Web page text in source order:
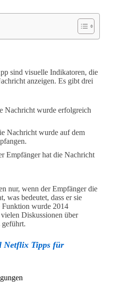
sind visuelle Indikatoren, die
anzeigen. Es gibt drei
Nachricht wurde erfolgreich
Nachricht wurde auf dem
Empfänger hat die Nachricht
nur, wenn der Empfänger die
was bedeutet, dass er sie
Funktion wurde 2014
Diskussionen über
geführt.
Netflix Tipps für